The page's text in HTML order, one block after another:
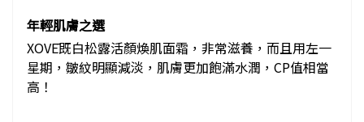
年輕肌膚之選
XOVĒ既白松露活顏煥肌面霜，非常滋養，而且用左一
星期，皺紋明顯減淡，肌膚更加飽滿水潤，CP值相當
高！